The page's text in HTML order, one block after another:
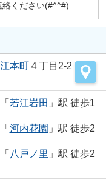
絡ください(#^^#)
本町４丁目2-2
「 若江岩田 」駅 徒歩1
「 河内花園 」駅 徒歩2
「 八戸ノ里 」駅 徒歩2